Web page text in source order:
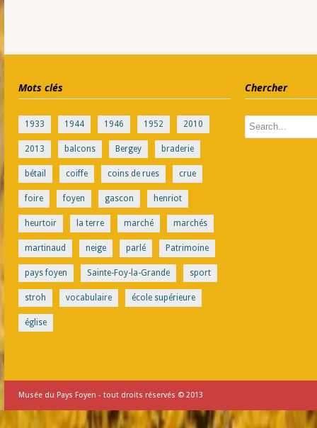
Mots clés
1933 1944 1946 1952 2010
2013 balcons Bergey braderie
bétail coiffe coins de rues crue
foire foyen gascon henriot
heurtoir la terre marché marchés
martinaud neige parlé Patrimoine
pays foyen Sainte-Foy-la-Grande sport
stroh vocabulaire école supérieure
église
Chercher
Musée du Pays Foyen - tout droits réservés © 2013